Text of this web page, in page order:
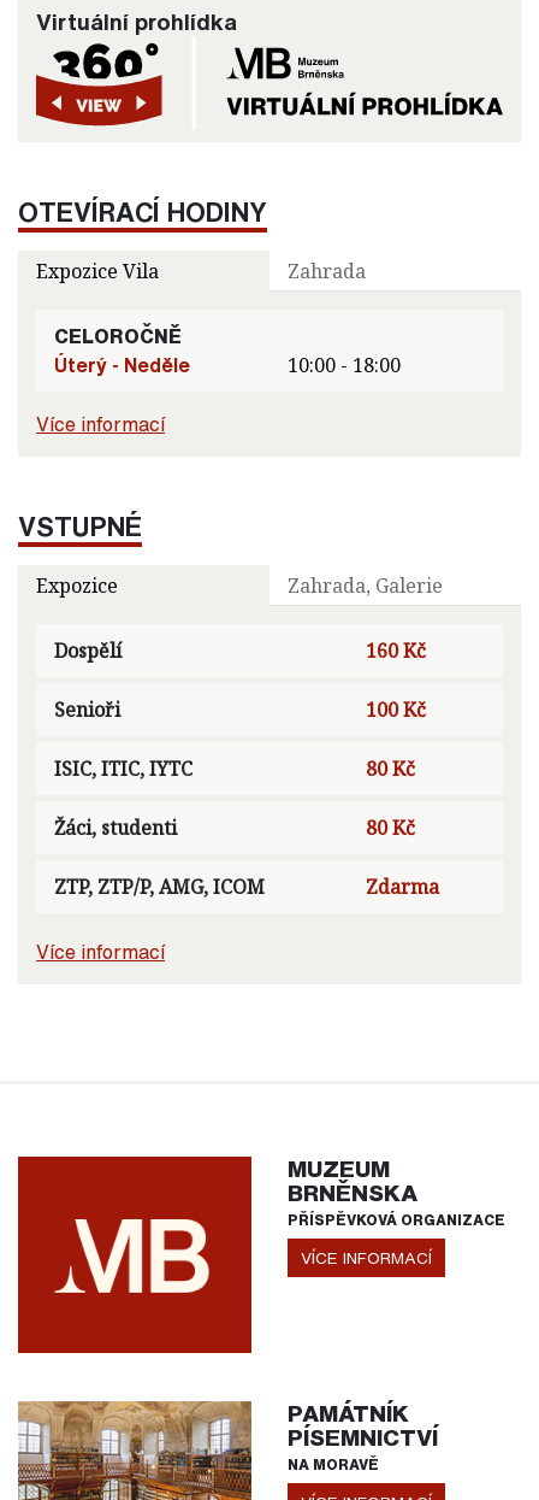
Virtuální prohlídka
OTEVÍRACÍ HODINY
Expozice Vila Zahrada
CELOROČNĚ
Úterý - Neděle
10:00 - 18:00
Více informací
VSTUPNÉ
Expozice Zahrada, Galerie
Dospělí 160 Kč
Senioři 100 Kč
ISIC, ITIC, IYTC 80 Kč
Žáci, studenti 80 Kč
ZTP, ZTP/P, AMG, ICOM Zdarma
Více informací
MUZEUM
BRNĚNSKA
PŘÍSPĚVKOVÁ ORGANIZACE
VÍCE INFORMACÍ
PAMÁTNÍK
PÍSEMNICTVÍ
NA MORAVĚ